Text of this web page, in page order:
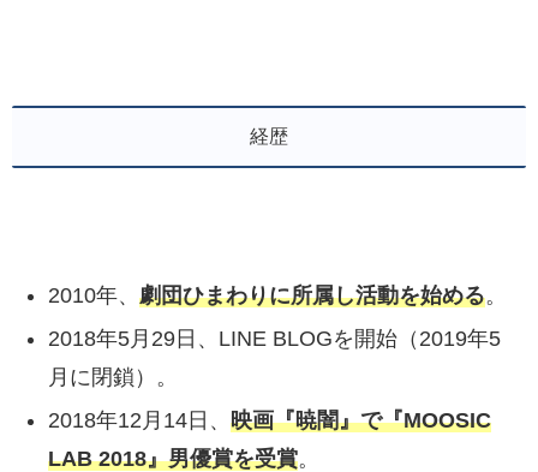
経歴
2010年、 劇団ひまわりに所属し活動を始める。
2018年5月29日、LINE BLOGを開始（2019年5
月に閉鎖）。
2018年12月14日、 映画『暁闇』で『MOOSIC
LAB 2018』男優賞を受賞。